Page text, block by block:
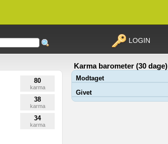
LOGIN
80
karma
38
karma
34
karma
Karma barometer (30 dage)
Modtaget
Givet